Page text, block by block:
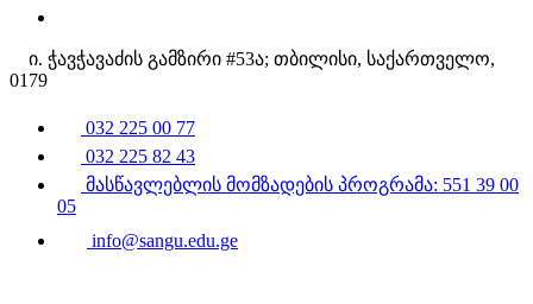
ი. ჭავჭავაძის გამზირი #53ა; თბილისი, საქართველო,
0179
032 225 00 77
032 225 82 43
მასწავლებლის მომზადების პროგრამა: 551 39 00
05
info@sangu.edu.ge